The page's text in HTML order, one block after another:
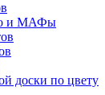
и МАФы
доски по цвету